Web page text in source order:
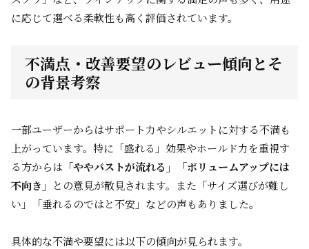
に応じて選べる柔軟性も高く評価されています。
不満点・改善要望のレビュー傾向とそ
の背景考察
一部ユーザーからはサポート力やシルエットに対する不満も
上がっています。特に「盛れる」効果やホールド力を重視す
る方からは 「ややバストが流れる」「ボリュームアップには
不向き」
との意見が散見されます。また「サイズ選びが難し
い」「垂れるのではと不安」などの声もありました。
具体的な不満や要望には以下の傾向が見られます。